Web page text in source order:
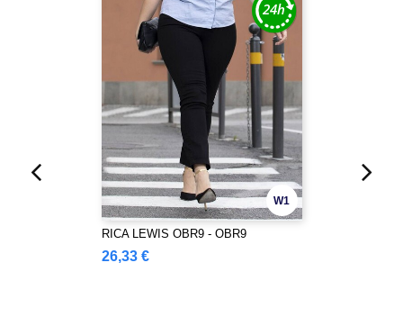
W1
RICA LEWIS OBR9 - OBR9
26,33 €